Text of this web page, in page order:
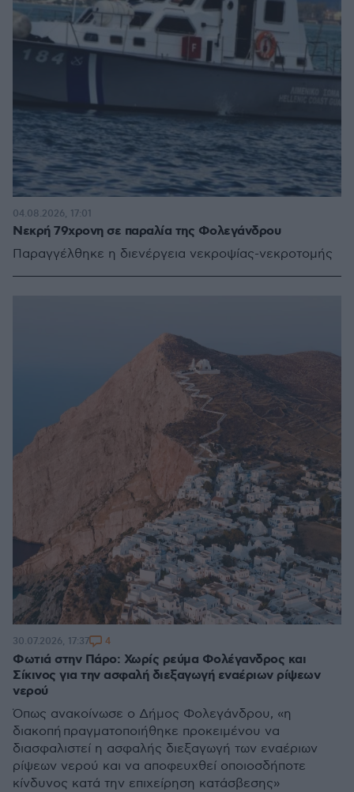
Νεκρή 79χρονη σε παραλία της Φολεγάνδρου
Παραγγέλθηκε η διενέργεια νεκροψίας-νεκροτομής
04.08.2026, 17:01
Φωτιά στην Πάρο: Χωρίς ρεύμα Φολέγανδρος και
Σίκινος για την ασφαλή διεξαγωγή εναέριων ρίψεων
νερού
Όπως ανακοίνωσε ο Δήμος Φολεγάνδρου, «η
διακοπή πραγματοποιήθηκε προκειμένου να
διασφαλιστεί η ασφαλής διεξαγωγή των εναέριων
ρίψεων νερού και να αποφευχθεί οποιοσδήποτε
κίνδυνος κατά την επιχείρηση κατάσβεσης»
30.07.2026, 17:37 4